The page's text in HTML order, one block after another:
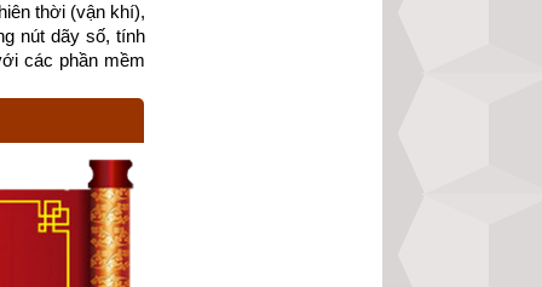
không dùng chữ
chồng lên nhau
quân sự, chính
Kinh dịch thì:
thời (vận khí),
nút dãy số, tính
các phần mềm